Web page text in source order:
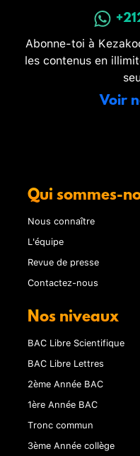
Abonne-toi à
les contenus en
Voir
Qui sommes-
Nous connaître
L'équipe
Revue de presse
Contactez-nous
Nos niveaux
BAC Libre Scientifique
BAC Libre Lettres
2ème Année BAC
1ère Année BAC
Tronc commun
3ème Année collège